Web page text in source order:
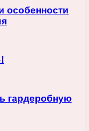
особенности
гардеробную